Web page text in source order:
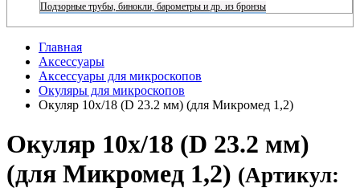
Подзорные трубы, бинокли, барометры и др. из бронзы
Главная
Аксессуары
Аксессуары для микроскопов
Окуляры для микроскопов
Окуляр 10х/18 (D 23.2 мм) (для Микромед 1,2)
Окуляр 10х/18 (D 23.2 мм)
(для Микромед 1,2) (Артикул: